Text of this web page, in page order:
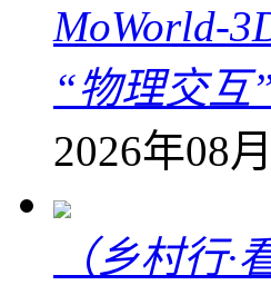
MoWorld-
“物理交互
2026年08
（乡村行